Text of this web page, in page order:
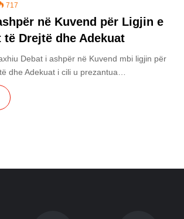
717
në Kuvend për Ligjin e
të Drejtë dhe Adekuat
Debat i ashpër në Kuvend mbi ligjin për
dhe Adekuat i cili u prezantua…